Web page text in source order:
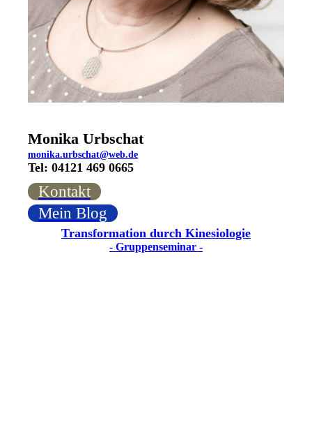
Monika Urbschat
monika.urbschat@web.de
Tel: 04121 469 0665
Kontakt
Mein Blog
Transformation durch Kinesiologie
- Gruppenseminar -